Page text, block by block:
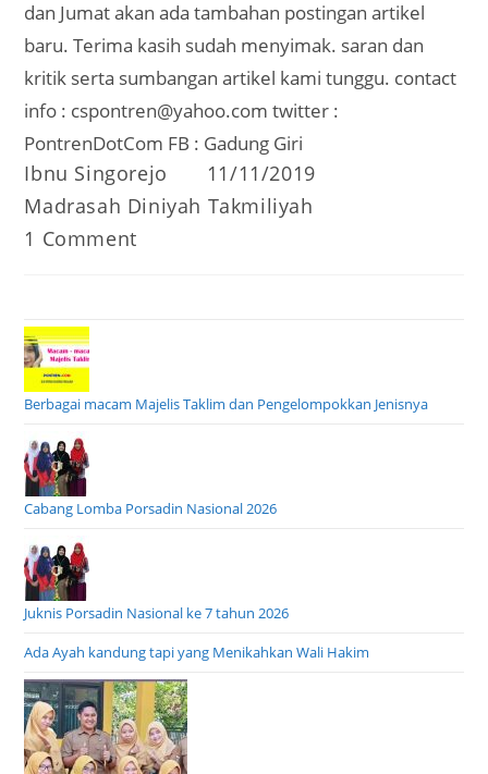
dan Jumat akan ada tambahan postingan artikel
baru. Terima kasih sudah menyimak. saran dan
kritik serta sumbangan artikel kami tunggu. contact
info : cspontren@yahoo.com twitter :
PontrenDotCom FB : Gadung Giri
Post
Ibnu Singorejo
Post
11/11/2019
Post
Madrasah Diniyah Takmiliyah
Post
1 Comment
Berbagai macam Majelis Taklim dan Pengelompokkan Jenisnya
Cabang Lomba Porsadin Nasional 2026
Juknis Porsadin Nasional ke 7 tahun 2026
Ada Ayah kandung tapi yang Menikahkan Wali Hakim